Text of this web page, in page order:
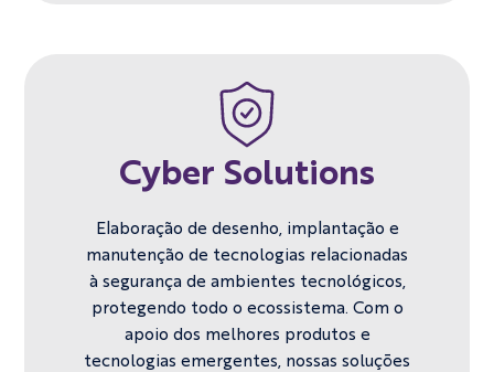
Cyber Solutions
Elaboração de desenho, implantação e
manutenção de tecnologias ​relacionadas
à segurança de ambientes tecnológicos,
protegendo todo o ​ecossistema. Com o
apoio dos melhores produtos e
tecnologias emergentes, ​nossas soluções